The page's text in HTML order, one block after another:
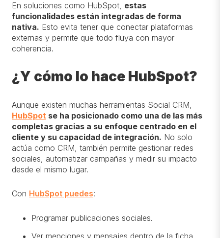
En soluciones como HubSpot, estas
funcionalidades están integradas de forma
nativa. Esto evita tener que conectar plataformas
externas y permite que todo fluya con mayor
coherencia.
¿Y cómo lo hace HubSpot?
Aunque existen muchas herramientas Social CRM,
HubSpot se ha posicionado como una de las más
completas gracias a su enfoque centrado en el
cliente y su capacidad de integración. No solo
actúa como CRM, también permite gestionar redes
sociales, automatizar campañas y medir su impacto
desde el mismo lugar.
Con HubSpot puedes:
Programar publicaciones sociales.
Ver menciones y mensajes dentro de la ficha